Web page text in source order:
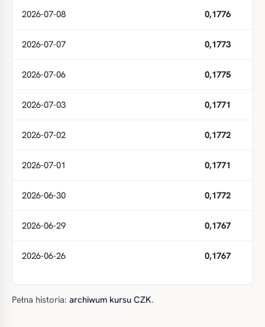
2026-07-08 0,1776
2026-07-07 0,1773
2026-07-06 0,1775
2026-07-03 0,1771
2026-07-02 0,1772
2026-07-01 0,1771
2026-06-30 0,1772
2026-06-29 0,1767
2026-06-26 0,1767
Pełna historia: archiwum kursu CZK.